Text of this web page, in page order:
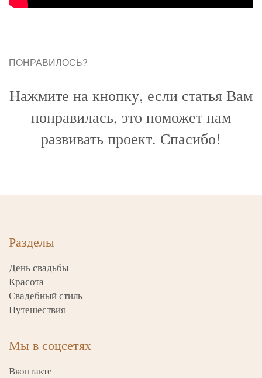
ПОНРАВИЛОСЬ?
Нажмите на кнопку, если статья Вам
понравилась, это поможет нам
развивать проект. Спасибо!
Разделы
День свадьбы
Красота
Свадебный стиль
Путешествия
Мы в соцсетях
Вконтакте